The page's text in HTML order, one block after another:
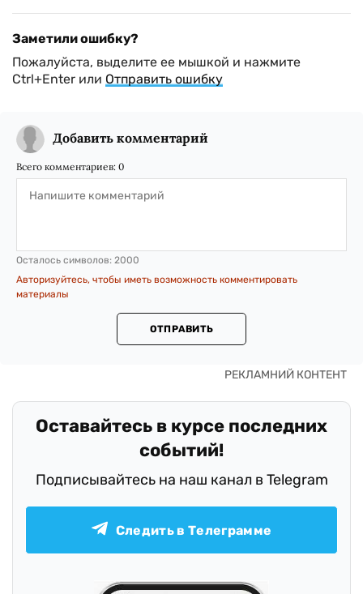
Заметили ошибку?
Пожалуйста, выделите ее мышкой и нажмите
Ctrl+Enter или Отправить ошибку
Добавить комментарий
Всего комментариев: 0
Осталось символов: 2000
Авторизуйтесь, чтобы иметь возможность комментировать
материалы
ОТПРАВИТЬ
Оставайтесь в курсе последних
событий!
Подписывайтесь на наш канал в Telegram
Следить в Телеграмме